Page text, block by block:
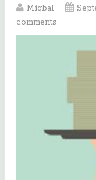
M.iqbal
comments